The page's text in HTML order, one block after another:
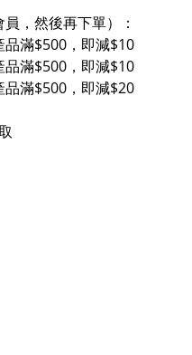
，然後再下單）：
滿$500，即減$10
滿$500，即減$10
滿$500，即減$20